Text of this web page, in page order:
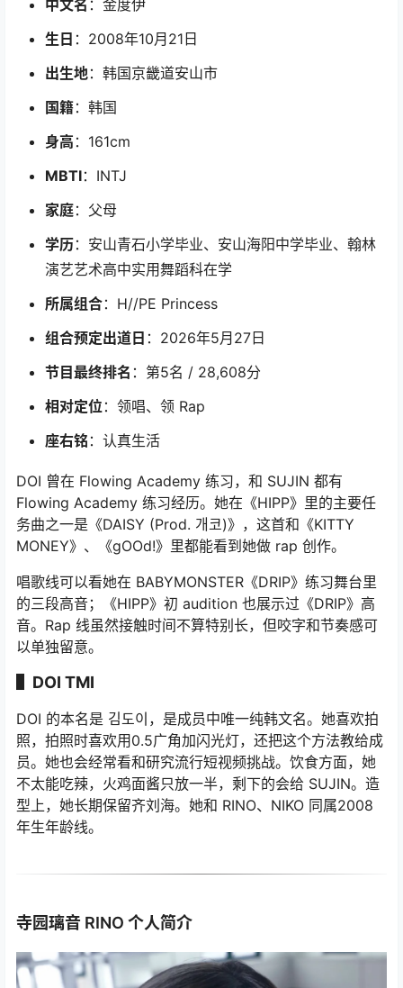
中文名 ：金度伊
生日 ：2008年10月21日
出生地：韩国京畿道安山市
国籍：韩国
身高 ：161cm
MBTI：INTJ
家庭：父母
学历：安山青石小学毕业、安山海阳中学毕业、翰林
演艺艺术高中实用舞蹈科在学
所属组合：H//PE Princess
组合预定出道日 ：2026年5月27日
节目最终排名 ：第5名 / 28,608分
相对定位 ：领唱、领 Rap
座右铭 ：认真生活
DOI 曾在 Flowing Academy 练习，和 SUJIN 都有
Flowing Academy 练习经历。她在《HIPP》里的主要任
务曲之一是《DAISY (Prod. 개코)》，这首和《KITTY
MONEY》、《gOOd!》里都能看到她做 rap 创作。
唱歌线可以看她在 BABYMONSTER《DRIP》练习舞台里
的三段高音；《HIPP》初 audition 也展示过《DRIP》高
音。Rap 线虽然接触时间不算特别长，但咬字和节奏感可
以单独留意。
▌DOI TMI
DOI 的本名是 김도이，是成员中唯一纯韩文名。她喜欢拍
照，拍照时喜欢用0.5广角加闪光灯，还把这个方法教给成
员。她也会经常看和研究流行短视频挑战。饮食方面，她
不太能吃辣，火鸡面酱只放一半，剩下的会给 SUJIN。造
型上，她长期保留齐刘海。她和 RINO、NIKO 同属2008
年生年龄线。
寺园璃音 RINO 个人简介